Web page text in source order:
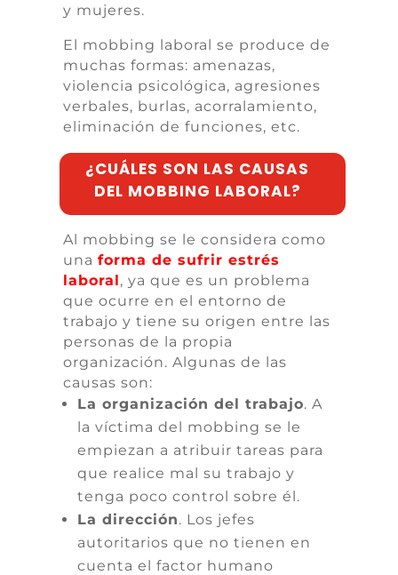
y mujeres.
El mobbing laboral se produce de
muchas formas: amenazas,
violencia psicológica, agresiones
verbales, burlas, acorralamiento,
eliminación de funciones, etc.
¿CUÁLES SON LAS CAUSAS
DEL MOBBING LABORAL?
Al mobbing se le considera como
una forma de sufrir estrés
laboral, ya que es un problema
que ocurre en el entorno de
trabajo y tiene su origen entre las
personas de la propia
organización. Algunas de las
causas son:
La organización del trabajo. A
la víctima del mobbing se le
empiezan a atribuir tareas para
que realice mal su trabajo y
tenga poco control sobre él.
La dirección. Los jefes
autoritarios que no tienen en
cuenta el factor humano